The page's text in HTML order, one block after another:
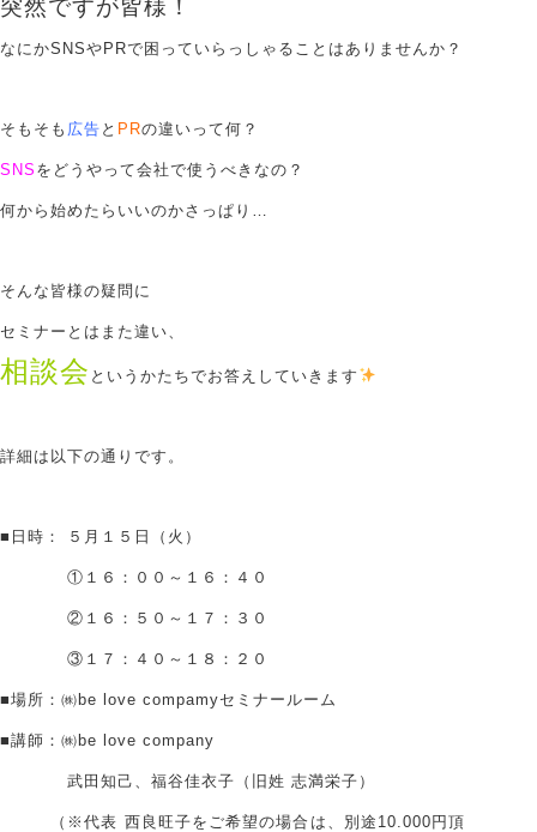
最新ブログ
アクセス
お問い合わせ
突然ですが皆様！
なにかSNSやPRで困っていらっしゃることはありませんか？
そもそも 広告 と PRの違いって何？
SNS をどうやって会社で使うべきなの？
何から始めたらいいのかさっぱり…
そんな皆様の疑問に
セミナーとはまた違い、
相談会 というかたちでお答えしていきます
詳細は以下の通りです。
■日時： ５月１５日（火）
①１６：００～１６：４０
②１６：５０～１７：３０
③１７：４０～１８：２０
■場所：㈱be love compamyセミナールーム
■講師：㈱be love company
武田知己、福谷佳衣子（旧姓 志満栄子）
（※代表 西良旺子をご希望の場合は、別途10.000円頂